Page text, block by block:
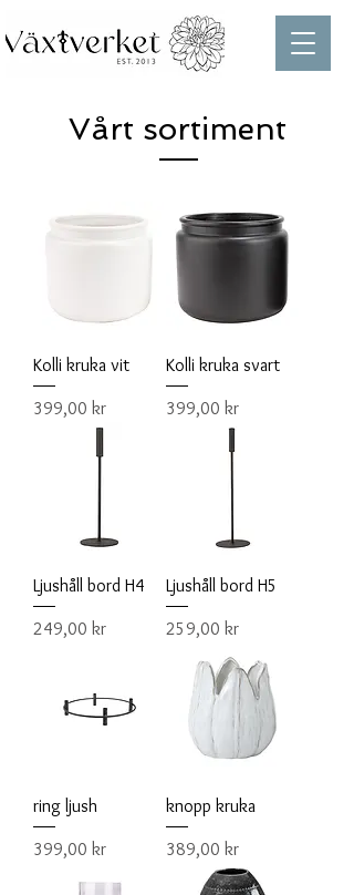
Vårt sortiment
Kolli kruka vit
Pris
399,00 kr
Kolli kruka svart
Pris
399,00 kr
Ljushåll bord H4
Pris
249,00 kr
Ljushåll bord H5
Pris
259,00 kr
ring ljush
Pris
399,00 kr
knopp kruka
Pris
389,00 kr